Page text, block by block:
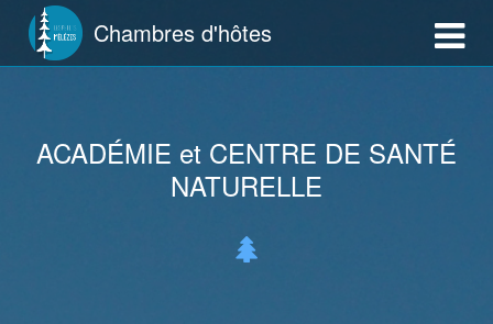
Chambres d'hôtes
ACADÉMIE et CENTRE DE SANTÉ
NATURELLE